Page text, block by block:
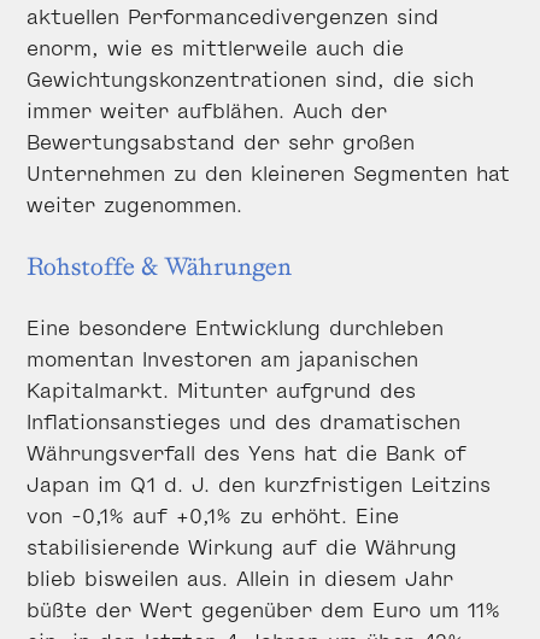
aktuellen Performancedivergenzen sind
enorm, wie es mittlerweile auch die
Gewichtungskonzentrationen sind, die sich
immer weiter aufblähen. Auch der
Bewertungsabstand der sehr großen
Unternehmen zu den kleineren Segmenten hat
weiter zugenommen.
Rohstoffe & Währungen
Eine besondere Entwicklung durchleben
momentan Investoren am japanischen
Kapitalmarkt. Mitunter aufgrund des
Inflationsanstieges und des dramatischen
Währungsverfall des Yens hat die Bank of
Japan im Q1 d. J. den kurzfristigen Leitzins
von -0,1% auf +0,1% zu erhöht. Eine
stabilisierende Wirkung auf die Währung
blieb bisweilen aus. Allein in diesem Jahr
büßte der Wert gegenüber dem Euro um 11%